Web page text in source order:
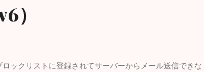
）
ロックリストに登録されてサーバーからメール送信でき